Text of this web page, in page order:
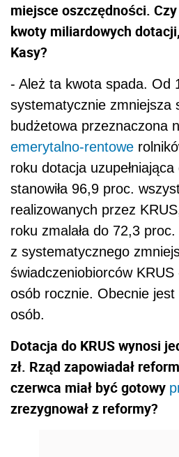
miejsce oszczędności.
kwoty miliardowych
Kasy?
- Ależ ta kwota spada. Od
systematycznie zmniejsza
budżetowa przeznaczona
emerytalno-rentowe
roku dotacja
stanowiła 96,9 proc.
realizowanych przez
roku zmalała do 72,3
z systematycznego
świadczeniobiorców
osób rocznie. Obecnie
osób.
Dotacja do KRUS wynosi
zł. Rząd zapowiadał
czerwca miał być gotowy
zrezygnował z reformy?